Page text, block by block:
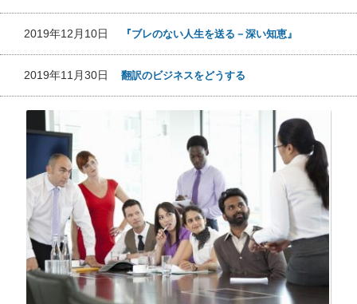
2019年12月10日 『ブレのない人生を送る－深い知恵』
2019年11月30日 翻訳のビジネスをどうする